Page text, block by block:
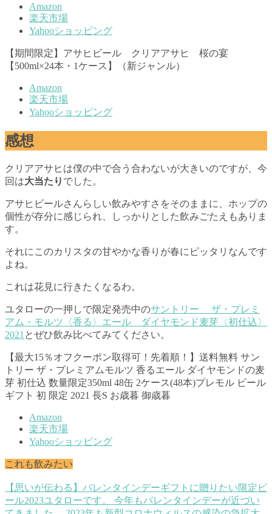
Amazon
楽天市場
Yahooショッピング
【期間限定】アサヒビール クリアアサヒ 桜の宴
【500ml×24本・1ケース】（新ジャンル）
Amazon
楽天市場
Yahooショッピング
感想
クリアアサヒは僕の中で合う合わないが大きいのですが、今
回は大当たり でした。
アサヒビールさんらしい飲みやすさをそのままに、ホップの
個性が存分に感じられ、しっかりとした飲みごたえもありま
す。
それにこのカリスタの甘やかな香りが春にピッタリなんです
よね。
これは花見に行きたくなるわ。
ユタローの一押しで限定発売中のサントリー ザ・プレミ
アム・モルツ〈香る〉エール ダイヤモンド麦芽〈初仕込〉
2021 とぜひ飲み比べてみてください。
【最大15％オフクーポン取得可！先着順！】送料無料 サン
トリー ザ・プレミアムモルツ 香るエール ダイヤモンドの麦
芽 初仕込 数量限定350ml 48缶 2ケース(48本)プレモル ビール
ギフト 初 限定 2021 長S お歳暮 御歳暮
Amazon
楽天市場
Yahooショッピング
これも飲みたい
【思いが伝わる】バレンタインデーギフトに贈りたい限定ビ
ール2023ユタローです。 今年もバレンタインデーが近づい